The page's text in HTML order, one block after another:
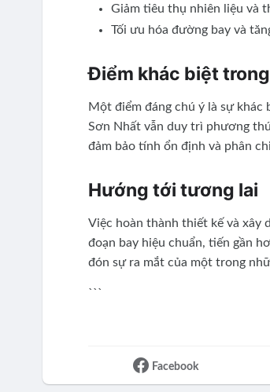
Giảm tiêu thụ nhiên liệu và
Tối ưu hóa đường bay và
Điểm khác biệt
Một điểm đáng chú ý là sự
Sơn Nhất vẫn duy trì phương
đảm bảo tính ổn định và phân
Hướng tới tương lai
Việc hoàn thành thiết kế và xây
đoạn bay hiệu chuẩn, tiến gần
đón sự ra mắt của một trong
```
Facebook